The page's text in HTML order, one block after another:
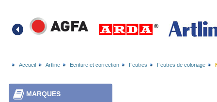
Accueil Artline Ecriture et correction Feutres Feutres de coloriage
MARQUES